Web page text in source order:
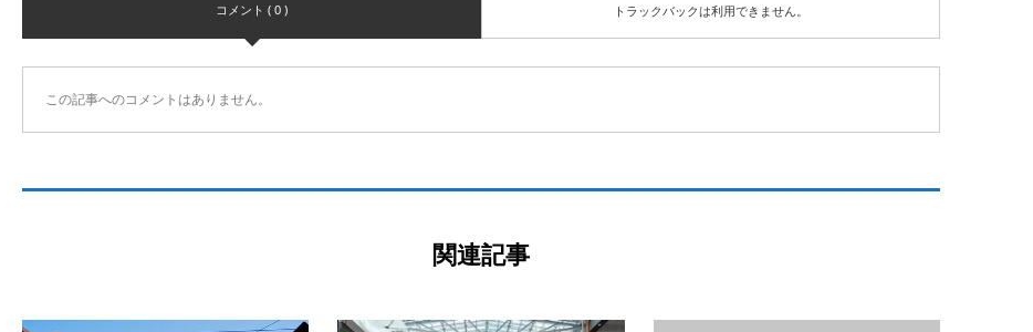
コメント ( 0 ) トラックバックは利用できません。
この記事へのコメントはありません。
関連記事